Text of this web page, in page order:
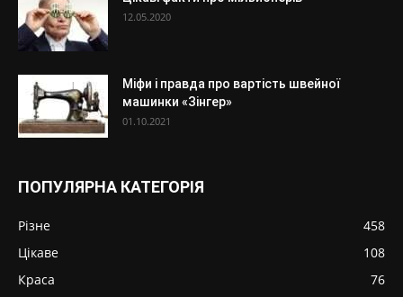
12.05.2020
Міфи і правда про вартість швейної
машинки «Зінгер»
01.10.2021
ПОПУЛЯРНА КАТЕГОРІЯ
Різне
458
Цікаве
108
Краса
76